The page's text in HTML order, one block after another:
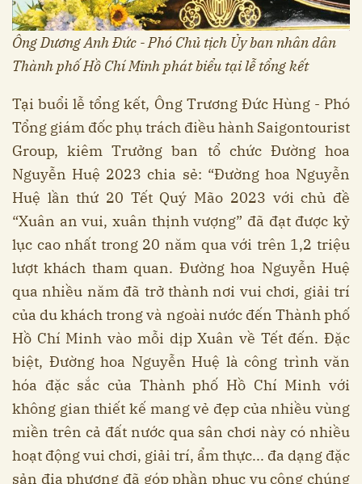
Ông Dương Anh Đức - Phó Chủ tịch Ủy ban nhân dân
Thành phố Hồ Chí Minh phát biểu tại lễ tổng kết
Tại buổi lễ tổng kết, Ông Trương Đức Hùng - Phó
Tổng giám đốc phụ trách điều hành Saigontourist
Group, kiêm Trưởng ban tổ chức Đường hoa
Nguyễn Huệ 2023 chia sẻ: “Đường hoa Nguyễn
Huệ lần thứ 20 Tết Quý Mão 2023 với chủ đề
“Xuân an vui, xuân thịnh vượng” đã đạt được kỷ
lục cao nhất trong 20 năm qua với trên 1,2 triệu
lượt khách tham quan. Đường hoa Nguyễn Huệ
qua nhiều năm đã trở thành nơi vui chơi, giải trí
của du khách trong và ngoài nước đến Thành phố
Hồ Chí Minh vào mỗi dịp Xuân về Tết đến. Đặc
biệt, Đường hoa Nguyễn Huệ là công trình văn
hóa đặc sắc của Thành phố Hồ Chí Minh với
không gian thiết kế mang vẻ đẹp của nhiều vùng
miền trên cả đất nước qua sân chơi này có nhiều
hoạt động vui chơi, giải trí, ẩm thực... đa dạng đặc
sản địa phương đã góp phần phục vụ công chúng